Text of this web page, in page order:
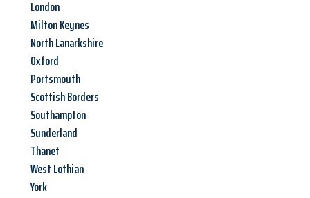
London
Milton Keynes
North Lanarkshire
Oxford
Portsmouth
Scottish Borders
Southampton
Sunderland
Thanet
West Lothian
York